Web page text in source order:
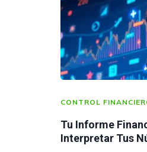
CONTROL
Tu Informe
Interpretar Tus